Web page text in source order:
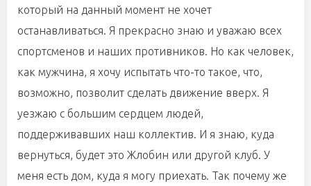
который на данный момент не хочет
останавливаться. Я прекрасно знаю и уважаю всех
спортсменов и наших противников. Но как человек,
как мужчина, я хочу испытать что-то такое, что,
возможно, позволит сделать движение вверх. Я
уезжаю с большим сердцем людей,
поддерживавших наш коллектив. И я знаю, куда
вернуться, будет это Жлобин или другой клуб. У
меня есть дом, куда я могу приехать. Так почему же